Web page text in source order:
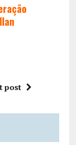
post